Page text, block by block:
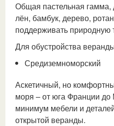
Общая пастельная гамма,
лён, бамбук, дерево,
поддерживать природную
Для обустройства
Средиземноморский
Аскетичный, но
моря – от юга Франции до
минимум мебели и
открытой веранды.